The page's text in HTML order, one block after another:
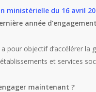
ministérielle du 16 avril
année
pour objectif d’accélérer
et services
maintenant ?